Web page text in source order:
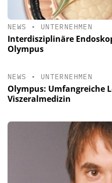
NEWS • UNTERNEHMEN
Interdisziplinäre
Olympus
NEWS • UNTERNEHMEN
Olympus: Umfangreiche
Viszeralmedizin